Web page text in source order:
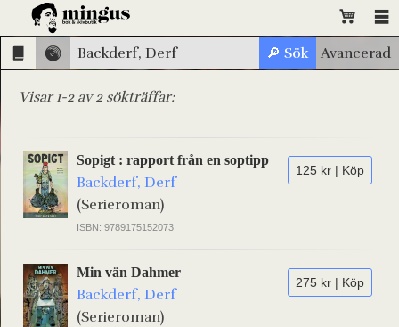
Visar 1-2 av 2 sökträffar:
125 kr | Köp
Sopigt : rapport från en soptipp
Backderf, Derf
(Serieroman)
ISBN: 9789175152073
275 kr | Köp
Min vän Dahmer
Backderf, Derf
(Serieroman)